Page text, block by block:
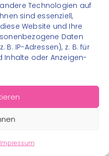
Technologien auf
sind essenziell,
Website und Ihre
Daten
IP-Adressen), z. B. für
Inhalte oder Anzeigen-
gGmbH - Alle